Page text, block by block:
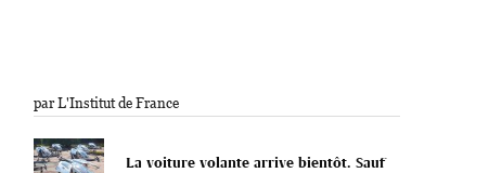
par L'Institut de France
La voiture volante arrive bientôt. Sauf